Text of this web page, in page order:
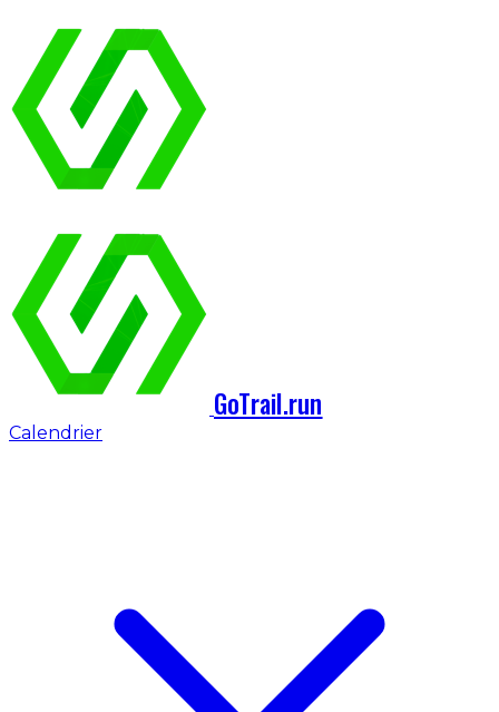
GoTrail.run
Calendrier